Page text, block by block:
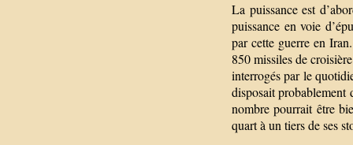
La puissance est
puissance en voie
par cette guerre en
850 missiles de
interrogés par le
disposait probablement
nombre pourrait être
quart à un tiers de ses